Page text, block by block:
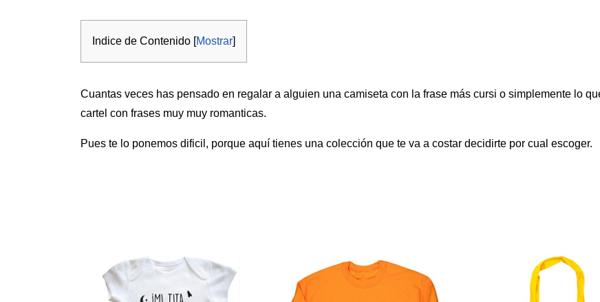
Indice de Contenido [Mostrar]
Cuantas veces has pensado en regalar a alguien una camiseta con la frase más cursi o simplemente lo
cartel con frases muy muy romanticas.
Pues te lo ponemos dificil, porque aquí tienes una colección que te va a costar decidirte por cual escoger.